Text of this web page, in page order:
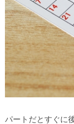
パートだとすぐに